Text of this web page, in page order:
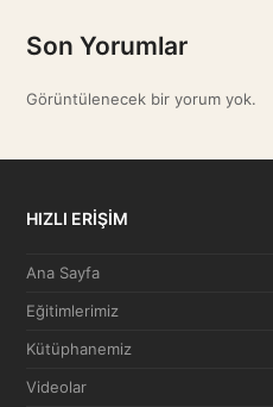
Son Yorumlar
Görüntülenecek bir yorum yok.
HIZLI ERİŞİM
Ana Sayfa
Eğitimlerimiz
Kütüphanemiz
Videolar